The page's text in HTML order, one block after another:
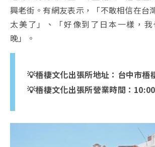
興老街。有網友表示，「不敢相信在台
太美了」、「好像到了日本一樣，
晚」。
💡梧棲文化出張所地址：台中市梧
💡梧棲文化出張所營業時間：